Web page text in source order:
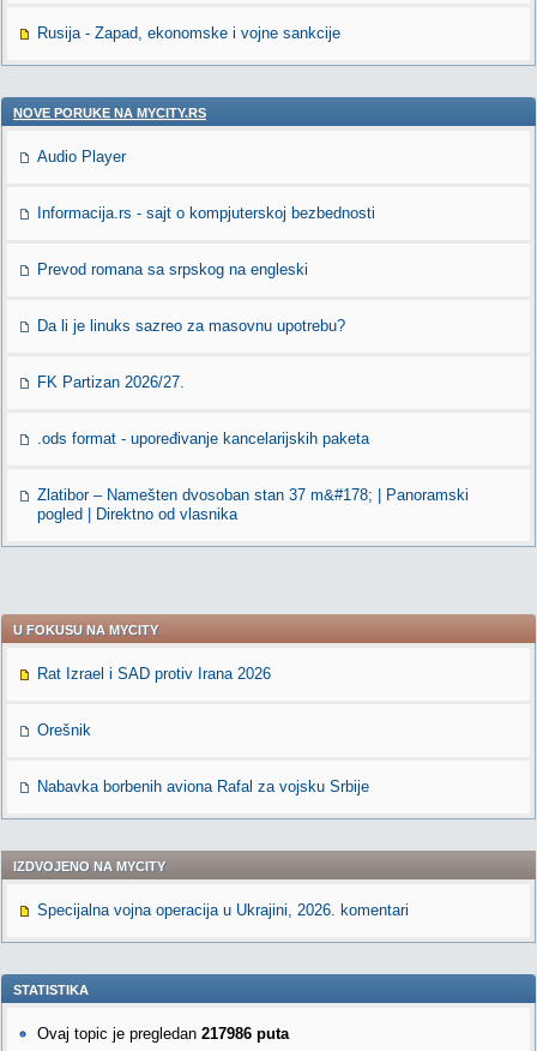
Rusija - Zapad, ekonomske i vojne sankcije
NOVE PORUKE NA MYCITY.RS
Audio Player
Informacija.rs - sajt o kompjuterskoj bezbednosti
Prevod romana sa srpskog na engleski
Da li je linuks sazreo za masovnu upotrebu?
FK Partizan 2026/27.
.ods format - upoređivanje kancelarijskih paketa
Zlatibor – Namešten dvosoban stan 37 m&#178; | Panoramski
pogled | Direktno od vlasnika
U FOKUSU NA MYCITY
Rat Izrael i SAD protiv Irana 2026
Orešnik
Nabavka borbenih aviona Rafal za vojsku Srbije
IZDVOJENO NA MYCITY
Specijalna vojna operacija u Ukrajini, 2026. komentari
STATISTIKA
Ovaj topic je pregledan 217986 puta